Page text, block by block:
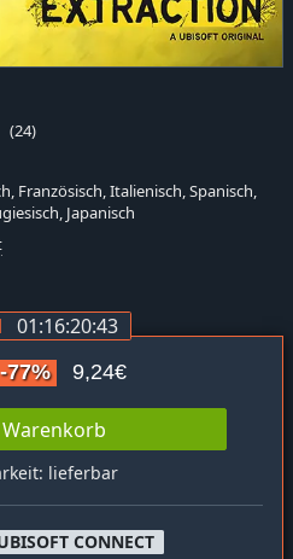
(24)
Französisch, Italienisch, Spanisch,
Japanisch
01:16:20:42
-77% 9,24€
lieferbar
CONNECT